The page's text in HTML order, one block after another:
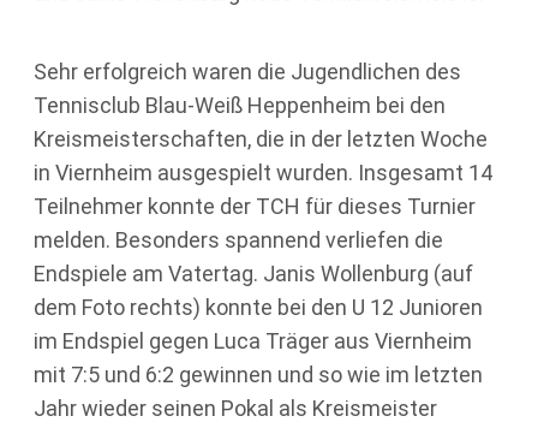
Sehr erfolgreich waren die Jugendlichen des
Tennisclub Blau-Weiß Heppenheim bei den
Kreismeisterschaften, die in der letzten Woche
in Viernheim ausgespielt wurden. Insgesamt 14
Teilnehmer konnte der TCH für dieses Turnier
melden. Besonders spannend verliefen die
Endspiele am Vatertag. Janis Wollenburg (auf
dem Foto rechts) konnte bei den U 12 Junioren
im Endspiel gegen Luca Träger aus Viernheim
mit 7:5 und 6:2 gewinnen und so wie im letzten
Jahr wieder seinen Pokal als Kreismeister